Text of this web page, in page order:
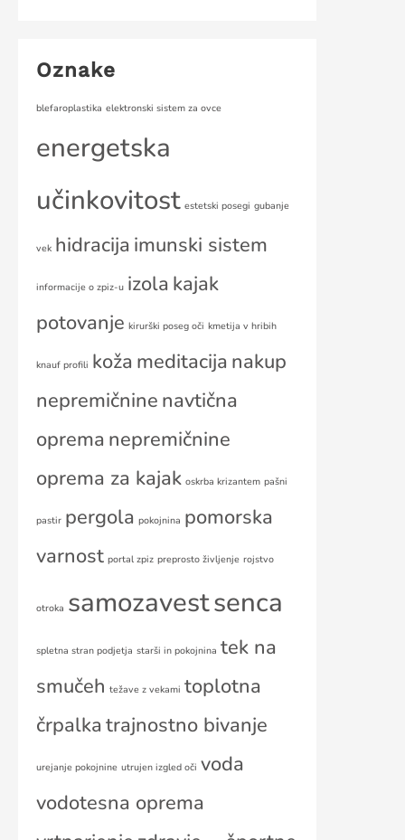
Oznake
blefaroplastika elektronski sistem za ovce
energetska
učinkovitost estetski posegi gubanje
vek hidracija imunski sistem
informacije o zpiz-u izola kajak
potovanje kirurški poseg oči kmetija v hribih
knauf profili koža meditacija nakup
nepremičnine navtična
oprema nepremičnine
oprema za kajak oskrba krizantem pašni
pastir pergola pokojnina pomorska
varnost portal zpiz preprosto življenje rojstvo
otroka samozavestsenca
spletna stran podjetja starši in pokojnina tek na
smučeh težave z vekami toplotna
črpalka trajnostno bivanje
urejanje pokojnine utrujen izgled oči voda
vodotesna oprema